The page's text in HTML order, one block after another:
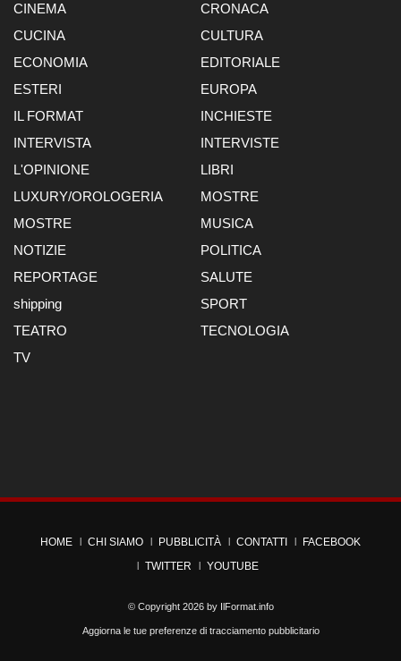
CINEMA
CRONACA
CUCINA
CULTURA
ECONOMIA
EDITORIALE
ESTERI
EUROPA
IL FORMAT
INCHIESTE
INTERVISTA
INTERVISTE
L'OPINIONE
LIBRI
LUXURY/OROLOGERIA
MOSTRE
MOSTRE
MUSICA
NOTIZIE
POLITICA
REPORTAGE
SALUTE
shipping
SPORT
TEATRO
TECNOLOGIA
TV
HOME CHI SIAMO PUBBLICITÀ CONTATTI
FACEBOOK
TWITTER
YOUTUBE
© Copyright 2026 by IlFormat.info
Aggiorna le tue preferenze di tracciamento pubblicitario